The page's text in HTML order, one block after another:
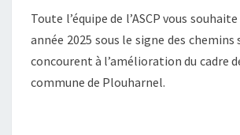
Toute l’équipe de l’ASCP vous
année 2025 sous le signe des chemins
concourent à l’amélioration du cadre
commune de Plouharnel.